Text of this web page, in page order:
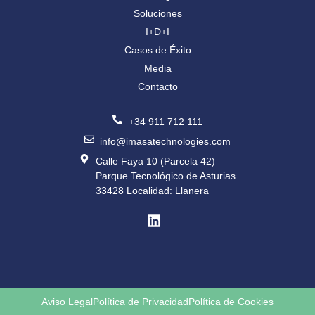
Soluciones
I+D+I
Casos de Éxito
Media
Contacto
+34 911 712 111
info@imasatechnologies.com
Calle Faya 10 (Parcela 42)
Parque Tecnológico de Asturias
33428 Localidad: Llanera
Aviso LegalPolítica de PrivacidadPolítica de Cookies